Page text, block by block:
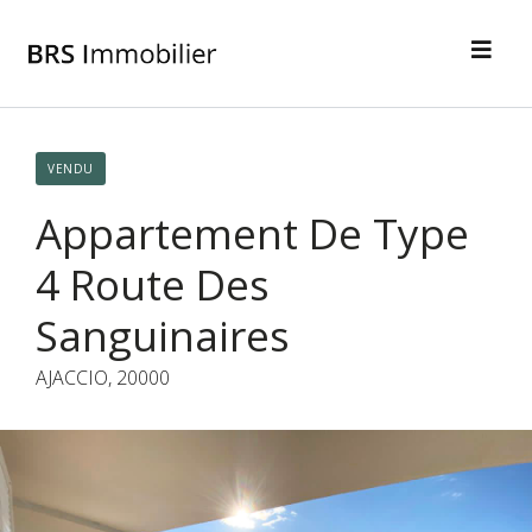
VENDU
Appartement De Type
4 Route Des
Sanguinaires
AJACCIO, 20000